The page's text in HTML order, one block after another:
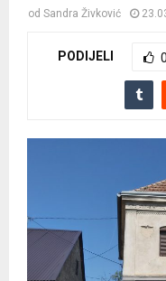
od Sandra Živković
PODIJELI 0